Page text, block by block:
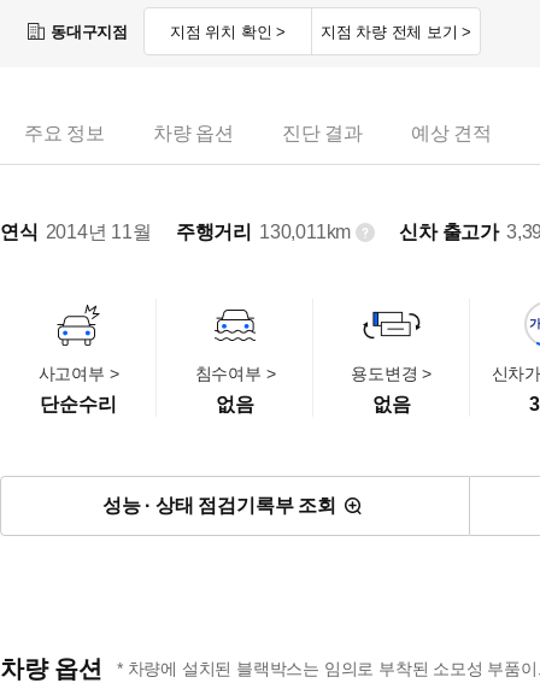
동대구지점 지점 위치 확인 > 지점 차량 전체 보기 >
주요 정보 차량 옵션 진단 결과 예상 견적
연식 2014년 11월 주행거리 130,011km 신차 출고가
사고여부 >
단순수리
침수여부 >
없음
용도변경 >
없음
신차
성능 · 상태 점검기록부 조회
차량 옵션 * 차량에 설치된 블랙박스는 임의로 부착된 소모성 부품